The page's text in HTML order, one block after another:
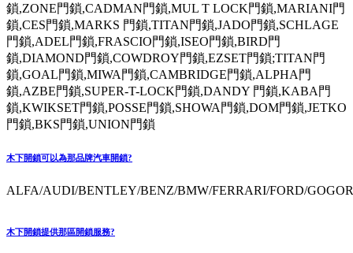
鎖,ZONE門鎖,CADMAN門鎖,MUL T LOCK門鎖,MARIANI門
鎖,CES門鎖,MARKS 門鎖,TITAN門鎖,JADO門鎖,SCHLAGE
門鎖,ADEL門鎖,FRASCIO門鎖,ISEO門鎖,BIRD門
鎖,DIAMOND門鎖,COWDROY門鎖,EZSET門鎖;TITAN門
鎖,GOAL門鎖,MIWA門鎖,CAMBRIDGE門鎖,ALPHA門
鎖,AZBE門鎖,SUPER-T-LOCK門鎖,DANDY 門鎖,KABA門
鎖,KWIKSET門鎖,POSSE門鎖,SHOWA門鎖,DOM門鎖,JETKO
門鎖,BKS門鎖,UNION門鎖
木下開鎖可以為那品牌汽車開鎖?
ALFA/AUDI/BENTLEY/BENZ/BMW/FERRARI/FORD/
木下開鎖提供那區開鎖服務?